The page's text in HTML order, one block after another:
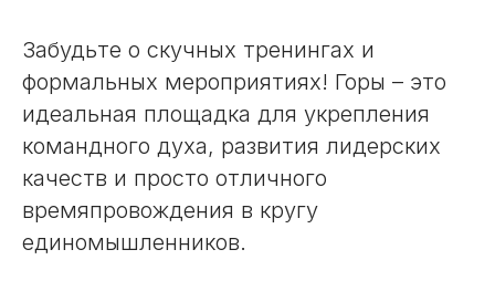
Забудьте о скучных тренингах и
формальных мероприятиях! Горы – это
идеальная площадка для укрепления
командного духа, развития лидерских
качеств и просто отличного
времяпровождения в кругу
единомышленников.